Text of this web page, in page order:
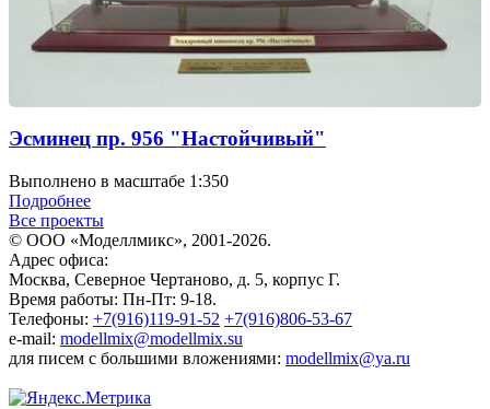
Эсминец пр. 956 "Настойчивый"
Выполнено в масштабе 1:350
Подробнее
Все проекты
© ООО «Моделлмикс», 2001-2026.
Адрес офиса:
Москва, Северное Чертаново, д. 5, корпус Г.
Время работы: Пн-Пт: 9-18.
Телефоны: +7(916)119-91-52 +7(916)806-53-67
e-mail: modellmix@modellmix.su
для писем с большими вложениями: modellmix@ya.ru